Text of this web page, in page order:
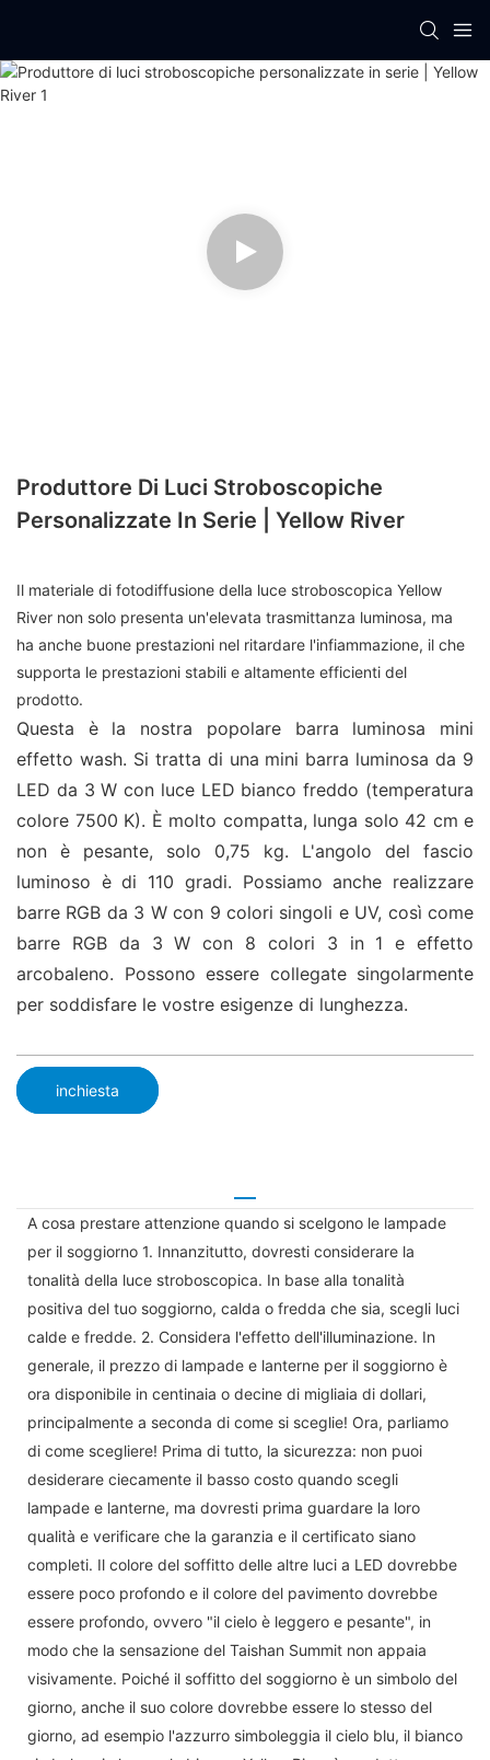
Produttore Di Luci Stroboscopiche
Personalizzate In Serie | Yellow River
Il materiale di fotodiffusione della luce stroboscopica Yellow
River non solo presenta un'elevata trasmittanza luminosa, ma
ha anche buone prestazioni nel ritardare l'infiammazione, il che
supporta le prestazioni stabili e altamente efficienti del
prodotto.
Questa è la nostra popolare barra luminosa mini
effetto wash. Si tratta di una mini barra luminosa da 9
LED da 3 W con luce LED bianco freddo (temperatura
colore 7500 K). È molto compatta, lunga solo 42 cm e
non è pesante, solo 0,75 kg. L'angolo del fascio
luminoso è di 110 gradi. Possiamo anche realizzare
barre RGB da 3 W con 9 colori singoli e UV, così come
barre RGB da 3 W con 8 colori 3 in 1 e effetto
arcobaleno. Possono essere collegate singolarmente
per soddisfare le vostre esigenze di lunghezza.
inchiesta
A cosa prestare attenzione quando si scelgono le lampade
per il soggiorno 1. Innanzitutto, dovresti considerare la
tonalità della luce stroboscopica. In base alla tonalità
positiva del tuo soggiorno, calda o fredda che sia, scegli luci
calde e fredde. 2. Considera l'effetto dell'illuminazione. In
generale, il prezzo di lampade e lanterne per il soggiorno è
ora disponibile in centinaia o decine di migliaia di dollari,
principalmente a seconda di come si sceglie! Ora, parliamo
di come scegliere! Prima di tutto, la sicurezza: non puoi
desiderare ciecamente il basso costo quando scegli
lampade e lanterne, ma dovresti prima guardare la loro
qualità e verificare che la garanzia e il certificato siano
completi. Il colore del soffitto delle altre luci a LED dovrebbe
essere poco profondo e il colore del pavimento dovrebbe
essere profondo, ovvero "il cielo è leggero e pesante", in
modo che la sensazione del Taishan Summit non appaia
visivamente. Poiché il soffitto del soggiorno è un simbolo del
giorno, anche il suo colore dovrebbe essere lo stesso del
giorno, ad esempio l'azzurro simboleggia il cielo blu, il bianco